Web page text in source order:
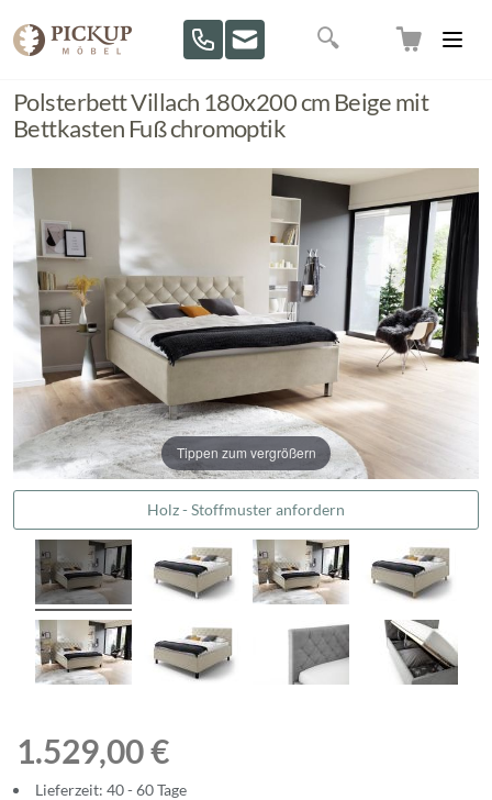
Suche
Polsterbett Villach 180x200 cm Beige mit
Bettkasten Fuß chromoptik
Tippen zum vergrößern
Holz - Stoffmuster anfordern
1.529,00 €
Lieferzeit: 40 - 60 Tage